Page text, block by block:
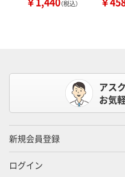
（税込）
アス
お気
新規会員登録
ログイン